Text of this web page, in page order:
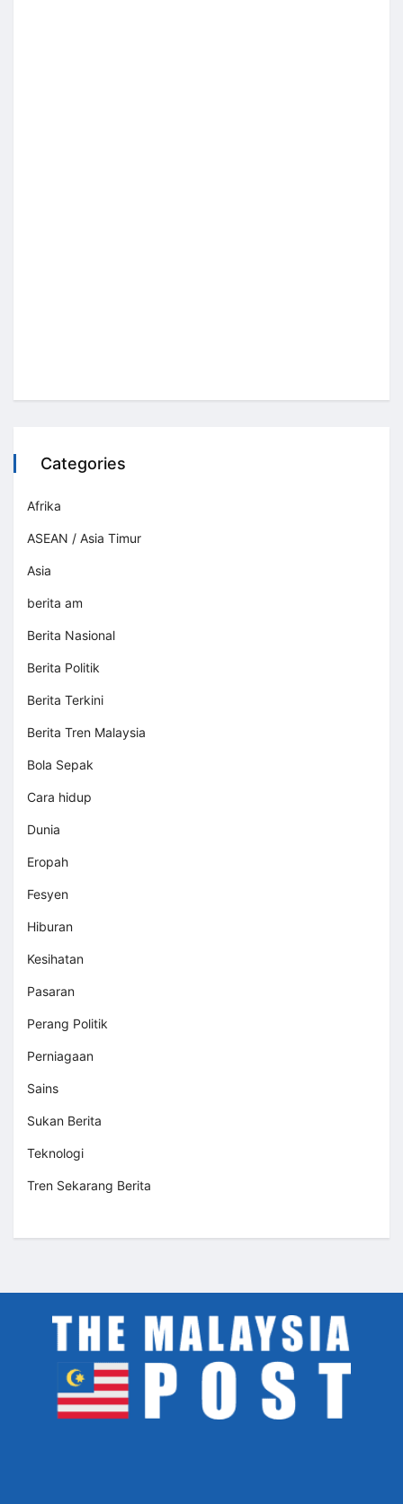
Categories
Afrika
ASEAN / Asia Timur
Asia
berita am
Berita Nasional
Berita Politik
Berita Terkini
Berita Tren Malaysia
Bola Sepak
Cara hidup
Dunia
Eropah
Fesyen
Hiburan
Kesihatan
Pasaran
Perang Politik
Perniagaan
Sains
Sukan Berita
Teknologi
Tren Sekarang Berita